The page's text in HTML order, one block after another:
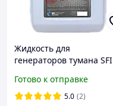
Жидкость для
генераторов тумана SFI
Готово к отправке
5.0 (2)